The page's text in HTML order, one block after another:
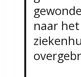
naar het